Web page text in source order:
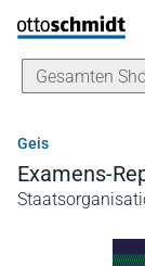
Direkt zum Inhalt
Geis
Examens-